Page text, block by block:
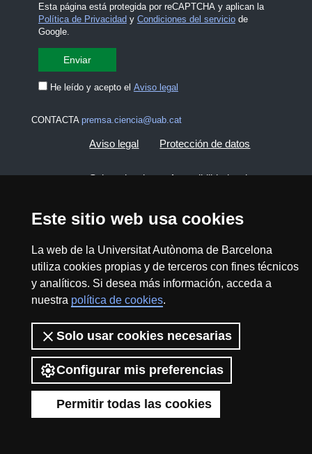
Este sitio web usa cookies
La web de la Universitat Autònoma de Barcelona
utiliza cookies propias y de terceros con fines técnicos
y analíticos. Si desea más información, acceda a
nuestra política de cookies.
Solo usar cookies necesarias
Configurar mis preferencias
Permitir todas las cookies
Esta página está protegida por reCAPTCHA y aplican la
Política de Privacidady Condiciones del serviciode
Google.
He leído y acepto el Aviso legal
CONTACTA premsa.ciencia@uab.cat
Aviso legal Protección de datos
Sobre el web Accesibilidad web
Mapa del web UAB
2026 Divulga UAB - Commons Reconocimiento -
No Comercial (CC BY NC) - ISSN: 2014-6388
View low-bandwidth version